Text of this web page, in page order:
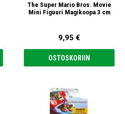
The Super Mario Bros. Movie
Mini Figuuri Magikoopa 3 cm
9,95 €
OSTOSKORIIN